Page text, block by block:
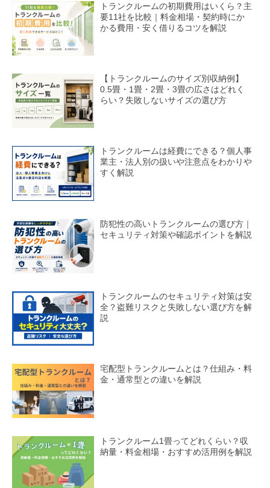
トランクルームの初期費用はいくら？主
要11社を比較｜料金相場・契約時にか
かる費用・安く借りるコツを解説
【トランクルームのサイズ別収納例】
0.5畳・1畳・2畳・3畳の広さはどれく
らい？失敗しないサイズの選び方
トランクルームは経費にできる？個人事
業主・法人別の扱いや注意点をわかりや
すく解説
防犯性の高いトランクルームの選び方｜
セキュリティ対策や確認ポイントを解説
トランクルームのセキュリティ対策は安
全？盗難リスクと失敗しない選び方を解
説
宅配型トランクルームとは？仕組み・料
金・通常型との違いを解説
トランクルーム1畳ってどれくらい？収
納量・料金相場・おすすめ活用例を解説